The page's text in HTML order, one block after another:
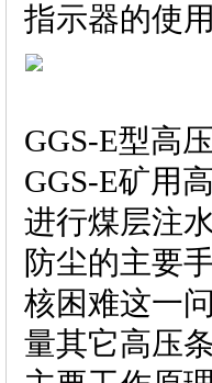
指示器的使
GGS-E型高
GGS-E矿用
进行煤层注
防尘的主要
核困难这一
量其它高压